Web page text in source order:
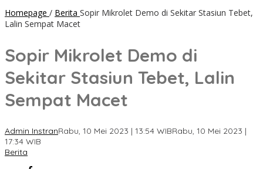
Homepage / Berita Sopir Mikrolet Demo di Sekitar Stasiun Tebet,
Lalin Sempat Macet
Sopir Mikrolet Demo di
Sekitar Stasiun Tebet, Lalin
Sempat Macet
Admin InstranRabu, 10 Mei 2023 | 13:54 WIBRabu, 10 Mei 2023 |
17:34 WIB
Berita